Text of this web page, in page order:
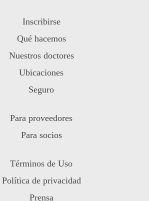
Inscribirse
Qué hacemos
Nuestros doctores
Ubicaciones
Seguro
Para proveedores
Para socios
Términos de Uso
Política de privacidad
Prensa